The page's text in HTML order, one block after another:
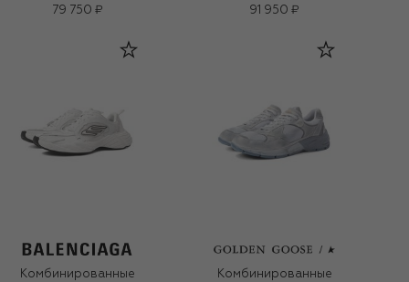
79 750 ₽
91 950 ₽
Комбинированные
Комбинированные